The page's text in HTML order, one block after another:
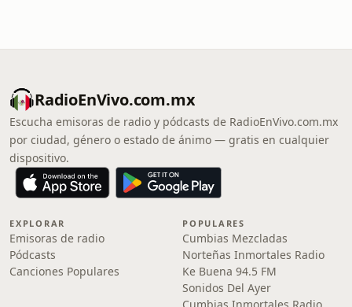
RadioEnVivo.com.mx
Escucha emisoras de radio y pódcasts de RadioEnVivo.com.mx
por ciudad, género o estado de ánimo — gratis en cualquier
dispositivo.
EXPLORAR
Emisoras de radio
Pódcasts
Canciones Populares
POPULARES
Cumbias Mezcladas
Norteñas Inmortales Radio
Ke Buena 94.5 FM
Sonidos Del Ayer